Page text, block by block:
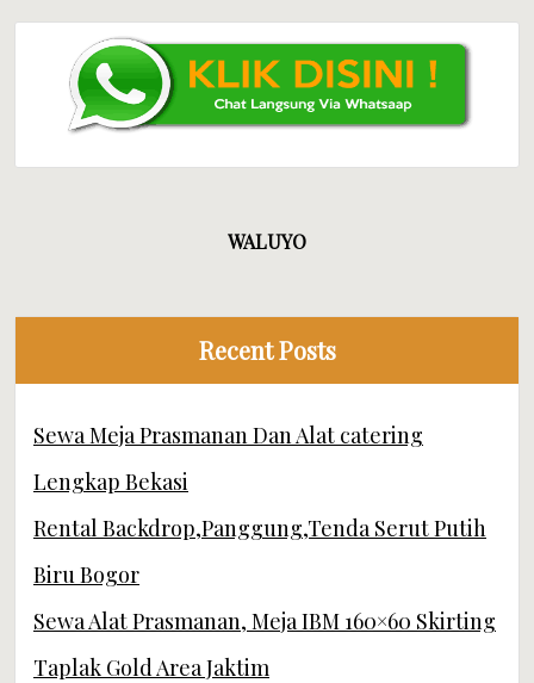
WALUYO
Recent Posts
Sewa Meja Prasmanan Dan Alat catering
Lengkap Bekasi
Rental Backdrop,Panggung,Tenda Serut Putih
Biru Bogor
Sewa Alat Prasmanan, Meja IBM 160×60 Skirting
Taplak Gold Area Jaktim